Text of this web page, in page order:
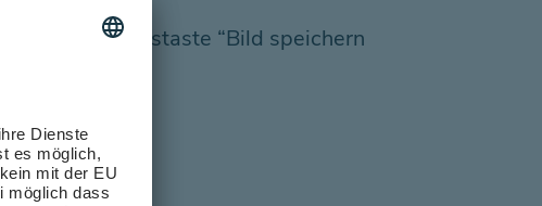
rechte Maustaste “Bild speichern